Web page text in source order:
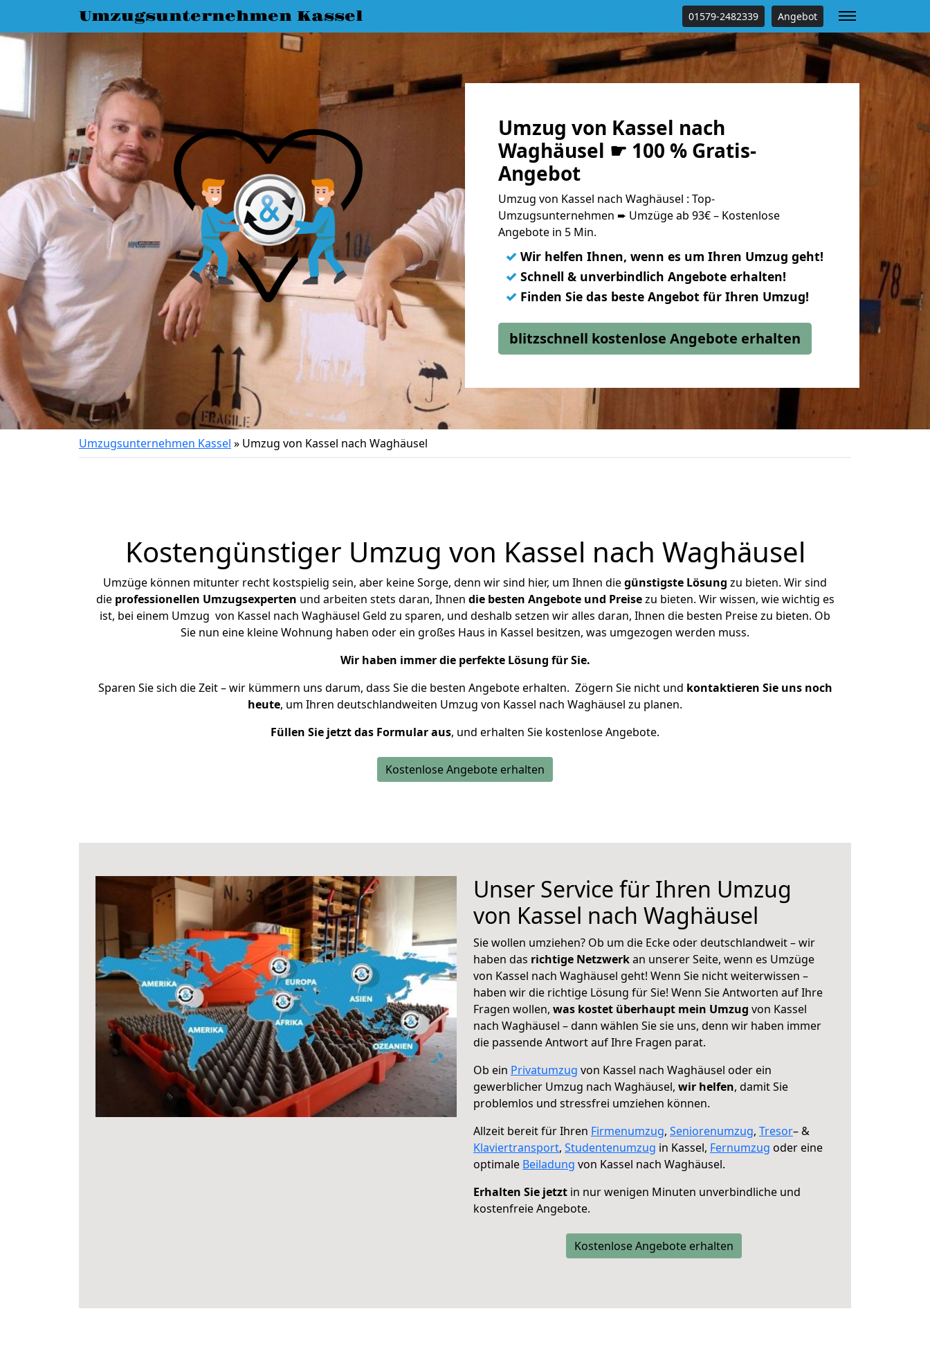
Umzugsunternehmen Kassel 01579-2482339 Angebot
Umzug von Kassel nach
Waghäusel ☛ 100 % Gratis-
Angebot
Umzug von Kassel nach Waghäusel : Top-
Umzugsunternehmen ➨ Umzüge ab 93€ – Kostenlose
Angebote in 5 Min.
✓ Wir helfen Ihnen, wenn es um Ihren Umzug geht!
✓ Schnell & unverbindlich Angebote erhalten!
✓ Finden Sie das beste Angebot für Ihren Umzug!
blitzschnell kostenlose Angebote erhalten
Umzugsunternehmen Kassel » Umzug von Kassel nach Waghäusel
Kostengünstiger Umzug von Kassel nach Waghäusel
Umzüge können mitunter recht kostspielig sein, aber keine Sorge, denn wir sind hier, um Ihnen diegünstigste Lösung zu bieten. Wir sind
die professionellen Umzugsexperten und arbeiten stets daran, Ihnen die besten Angebote und Preisezu bieten. Wir wissen, wie wichtig es
ist, bei einem Umzug von Kassel nach Waghäusel Geld zu sparen, und deshalb setzen wir alles daran, Ihnen die besten Preise zu bieten. Ob
Sie nun eine kleine Wohnung haben oder ein großes Haus in Kassel besitzen, was umgezogen werden muss.
Wir haben immer die perfekte Lösung für Sie.
Sparen Sie sich die Zeit – wir kümmern uns darum, dass Sie die besten Angebote erhalten. Zögern Sie nicht und kontaktieren Sie uns noch
heute, um Ihren deutschlandweiten Umzug von Kassel nach Waghäusel zu planen.
Füllen Sie jetzt das Formular aus, und erhalten Sie kostenlose Angebote.
Kostenlose Angebote erhalten
Unser Service für Ihren Umzug
von Kassel nach Waghäusel
Sie wollen umziehen? Ob um die Ecke oder deutschlandweit – wir
haben das richtige Netzwerkan unserer Seite, wenn es Umzüge
von Kassel nach Waghäusel geht! Wenn Sie nicht weiterwissen –
haben wir die richtige Lösung für Sie! Wenn Sie Antworten auf Ihre
Fragen wollen, was kostet überhaupt mein Umzug von Kassel
nach Waghäusel – dann wählen Sie sie uns, denn wir haben immer
die passende Antwort auf Ihre Fragen parat.
Ob ein Privatumzug von Kassel nach Waghäusel oder ein
gewerblicher Umzug nach Waghäusel, wir helfen, damit Sie
problemlos und stressfrei umziehen können.
Allzeit bereit für Ihren Firmenumzug, Seniorenumzug, Tresor– &
Klaviertransport, Studentenumzug in Kassel, Fernumzug oder eine
optimale Beiladung von Kassel nach Waghäusel.
Erhalten Sie jetzt in nur wenigen Minuten unverbindliche und
kostenfreie Angebote.
Kostenlose Angebote erhalten